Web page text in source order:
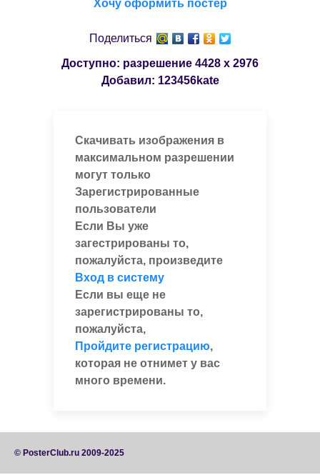
Хочу оформить постер
Поделиться
Доступно: разрешение 4428 x 2976
Добавил: 123456kate
Скачивать изображения в
максимальном разрешении
могут только
Зарегистрированные
пользователи
Если Вы уже
загестрированы то,
пожалуйста, произведите
Вход в систему
Если вы еще не
зарегистрированы то,
пожалуйста,
Пройдите регистрацию,
которая не отнимет у вас
много времени.
© PosterClub.ru 2009-2025